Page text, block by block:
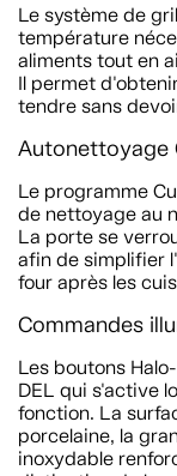
Le système de
température
aliments tout en
Il permet
tendre sans
Autonettoyage
Le programme
de nettoyage au
La porte se
afin de simplifier
four après les
Commandes
Les boutons
DEL qui s'active
fonction. La
porcelaine, la
inoxydable